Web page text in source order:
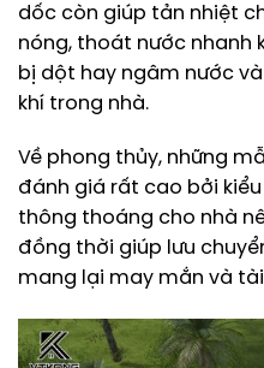
dốc còn giúp tản nhiệt
nóng, thoát nước nhanh
bị dột hay ngâm nước
khí trong nhà.
Về phong thủy, những
đánh giá rất cao bởi
thông thoáng cho nhà
đồng thời giúp lưu
mang lại may mắn và